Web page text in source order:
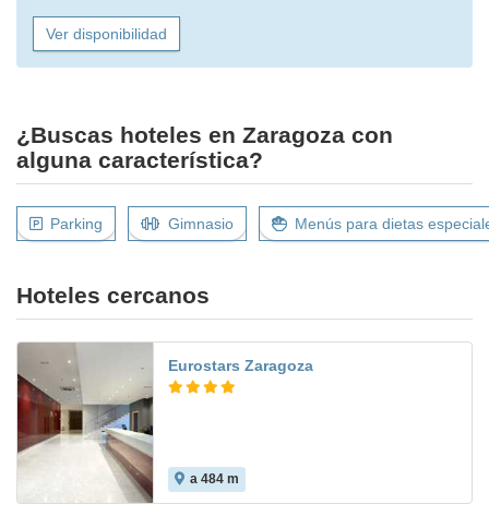
Ver disponibilidad
¿Buscas hoteles en Zaragoza con
alguna característica?
Parking Gimnasio Menús para dietas
Hoteles cercanos
Eurostars Zaragoza
a 484 m